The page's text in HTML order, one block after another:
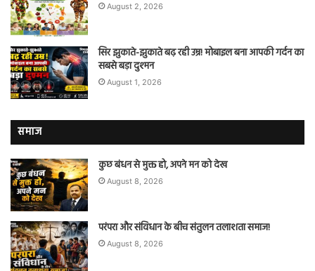
August 2, 2026
सिर झुकाते-झुकाते बढ़ रही उम्र! मोबाइल बना आपकी गर्दन का
सबसे बड़ा दुश्मन
August 1, 2026
समाज
कुछ बंधन से मुक्त हो, अपने मन को देख
August 8, 2026
परंपरा और संविधान के बीच संतुलन तलाशता समाज!
August 8, 2026